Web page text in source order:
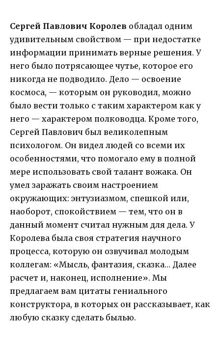
Сергей Павлович Королев обладал одним
удивительным свойством — при недостатке
информации принимать верные решения. У
него было потрясающее чутье, которое его
никогда не подводило. Дело — освоение
космоса, — которым он руководил, можно
было вести только с таким характером как у
него — характером полководца. Кроме того,
Сергей Павлович был великолепным
психологом. Он видел людей со всеми их
особенностями, что помогало ему в полной
мере использовать свой талант вожака. Он
умел заражать своим настроением
окружающих: энтузиазмом, спешкой или,
наоборот, спокойствием — тем, что он в
данный момент считал нужным для дела. У
Королева была своя стратегия научного
процесса, которую он озвучивал молодым
коллегам: «Мысль, фантазия, сказка… Далее
расчет и, наконец, исполнение». Мы
предлагаем вам цитаты гениального
конструктора, в которых он рассказывает, как
любую сказку сделать былью.